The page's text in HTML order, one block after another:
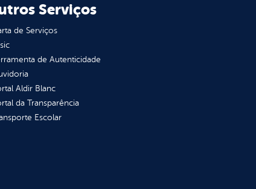
Serviços
de Serviços
de Autenticidade
Aldir Blanc
da Transparência
Escolar